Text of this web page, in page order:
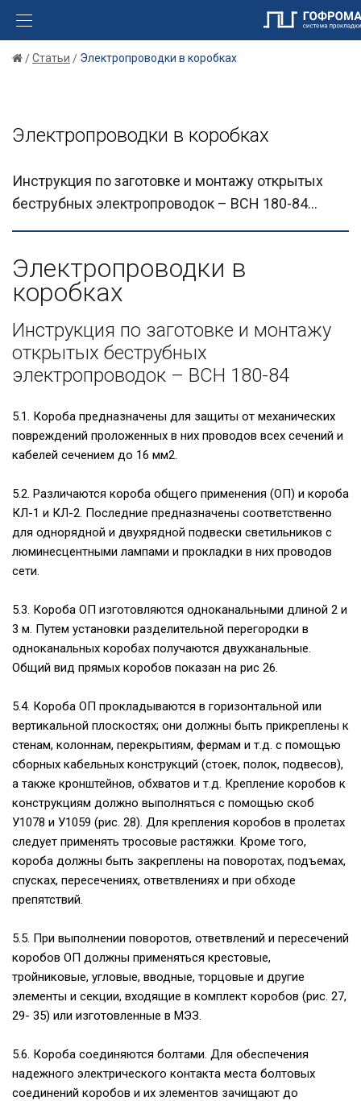
Статьи Электропроводки в коробках
Электропроводки в коробках
Инструкция по заготовке и монтажу открытых
беструбных электропроводок – ВСН 180-84...
Электропроводки в
коробках
Инструкция по заготовке и монтажу
открытых беструбных
электропроводок – ВСН 180-84
5.1. Короба предназначены для защиты от механических
повреждений проложенных в них проводов всех сечений и
кабелей сечением до 16 мм2.
5.2. Различаются короба общего применения (ОП) и короба
КЛ-1 и КЛ-2. Последние предназначены соответственно
для однорядной и двухрядной подвески светильников с
люминесцентными лампами и прокладки в них проводов
сети.
5.3. Короба ОП изготовляются одноканальными длиной 2 и
3 м. Путем установки разделительной перегородки в
одноканальных коробах получаются двухканальные.
Общий вид прямых коробов показан на рис 26.
5.4. Короба ОП прокладываются в горизонтальной или
вертикальной плоскостях; они должны быть прикреплены к
стенам, колоннам, перекрытиям, фермам и т.д. с помощью
сборных кабельных конструкций (стоек, полок, подвесов),
а также кронштейнов, обхватов и т.д. Крепление коробов к
конструкциям должно выполняться с помощью скоб
У1078 и У1059 (рис. 28). Для крепления коробов в пролетах
следует применять тросовые растяжки. Кроме того,
короба должны быть закреплены на поворотах, подъемах,
спусках, пересечениях, ответвлениях и при обходе
препятствий.
5.5. При выполнении поворотов, ответвлений и пересечений
коробов ОП должны применяться крестовые,
тройниковые, угловые, вводные, торцовые и другие
элементы и секции, входящие в комплект коробов (рис. 27,
29- 35) или изготовленные в МЭЗ.
5.6. Короба соединяются болтами. Для обеспечения
надежного электрического контакта места болтовых
соединений коробов и их элементов зачищают до